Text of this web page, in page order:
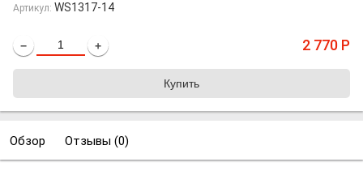
Артикул: WS1317-14
− + 2 770 Р
Обзор Отзывы (0)